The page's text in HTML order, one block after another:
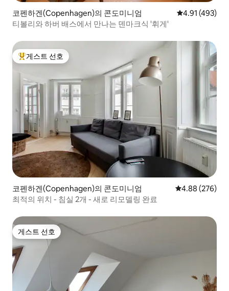
코펜하겐(Copenhagen)의 콘도미니엄 평점 4.91점(5
4.91 (493)
티볼리와 하버 배스에서 만나는 덴마크식 '휘게'
상위 게스트 선호
게스트 선호
코펜하겐(Copenhagen)의 콘도미니엄 평점 4.88점(5
4.88 (276)
최적의 위치 - 침실 2개 - 새로 리모델링 완료
게스트 선호
게스트 선호